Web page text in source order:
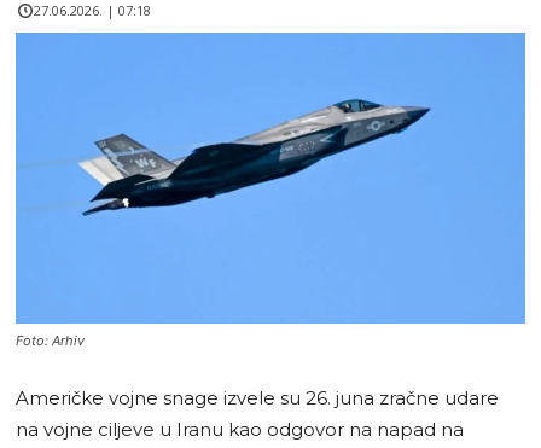
27.06.2026. | 07:18
Foto: Arhiv
Američke vojne snage izvele su 26. juna zračne udare
na vojne ciljeve u Iranu kao odgovor na napad na